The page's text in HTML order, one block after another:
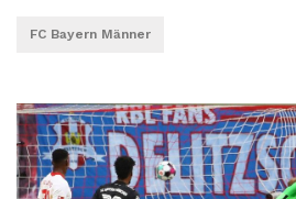
FC Bayern Männer